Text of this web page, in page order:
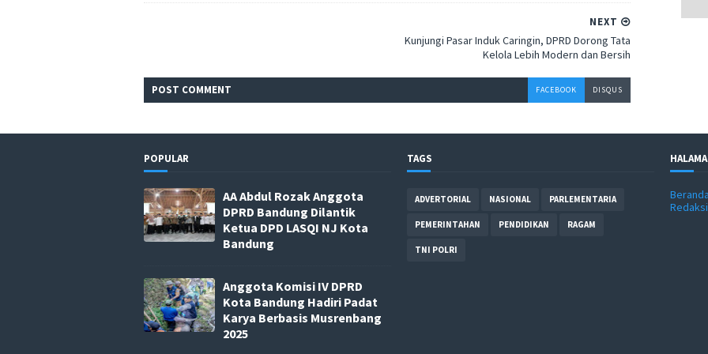
NEXT
Kunjungi Pasar Induk Caringin, DPRD Dorong Tata
Kelola Lebih Modern dan Bersih
POST COMMENT FACEBOOK DISQUS
POPULAR
AA Abdul Rozak Anggota
DPRD Bandung Dilantik
Ketua DPD LASQI NJ Kota
Bandung
Anggota Komisi IV DPRD
Kota Bandung Hadiri Padat
Karya Berbasis Musrenbang
2025
TAGS
ADVERTORIAL NASIONAL PARLEMENTARIA
PEMERINTAHAN PENDIDIKAN RAGAM
TNI POLRI
Redaksi